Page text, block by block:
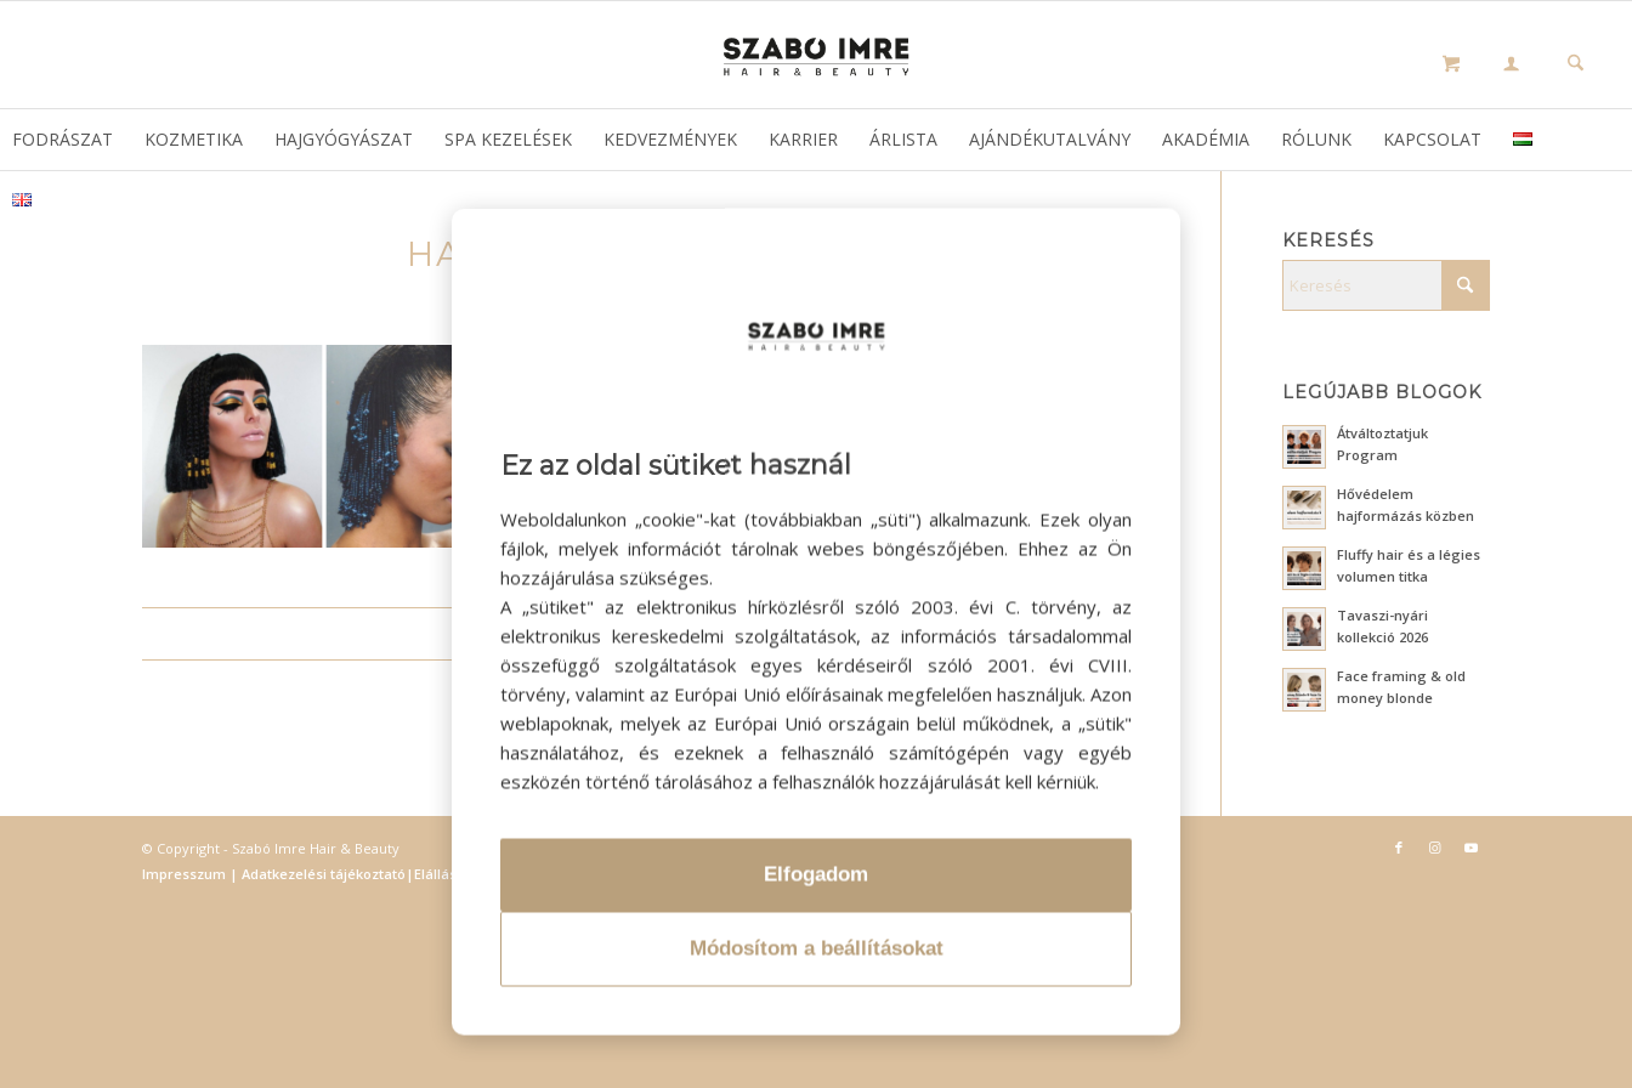
FODRÁSZAT KOZMETIKA HAJGYÓGYÁSZAT SPA KEZELÉSEK KEDVEZMÉNYEK KARRIER ÁRLISTA AJÁNDÉKUTALVÁNY AKADÉMIA RÓLUNK KAPCSOLAT
HAJFONAT TÖRTÉNELME
2020-10-30
/ SZERZŐ:ADMIN SZI
KERESÉS
LEGÚJABB BLOGOK
Átváltoztatjuk
Program
Hővédelem
hajformázás közben
Fluffy hair és a légies
volumen titka
Tavaszi-nyári
kollekció 2026
Face framing & old
money blonde
© Copyright - Szabó Imre Hair & Beauty
Impresszum | Adatkezelési tájékoztató | Elállás
Ez az oldal sütiket használ
Weboldalunkon „cookie"-kat (továbbiakban „süti") alkalmazunk. Ezek olyan
fájlok, melyek információt tárolnak webes böngészőjében. Ehhez az Ön
hozzájárulása szükséges.
A „sütiket" az elektronikus hírközlésről szóló 2003. évi C. törvény, az
elektronikus kereskedelmi szolgáltatások, az információs társadalommal
összefüggő szolgáltatások egyes kérdéseiről szóló 2001. évi CVIII.
törvény, valamint az Európai Unió előírásainak megfelelően használjuk. Azon
weblapoknak, melyek az Európai Unió országain belül működnek, a „sütik"
használatához, és ezeknek a felhasználó számítógépén vagy egyéb
eszközén történő tárolásához a felhasználók hozzájárulását kell kérniük.
Elfogadom
Módosítom a beállításokat